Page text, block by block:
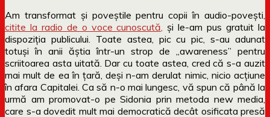
Am transformat și poveștile pentru copii în audio-povești,
citite la radio de o voce cunoscută, și le-am pus gratuit la
dispoziția publicului. Toate astea, pic cu pic, s-au adunat
totuși în anii ăștia într-un strop de „awareness” pentru
scriitoarea asta uitată. Dar cu toate astea, cred că s-a auzit
mai mult de ea în țară, deși n-am derulat nimic, nicio acțiune
în afara Capitalei. Ca să n-o mai lungesc, vă spun că până la
urmă am promovat-o pe Sidonia prin metoda new media,
care s-a dovedit mult mai democratică decât osificata presă